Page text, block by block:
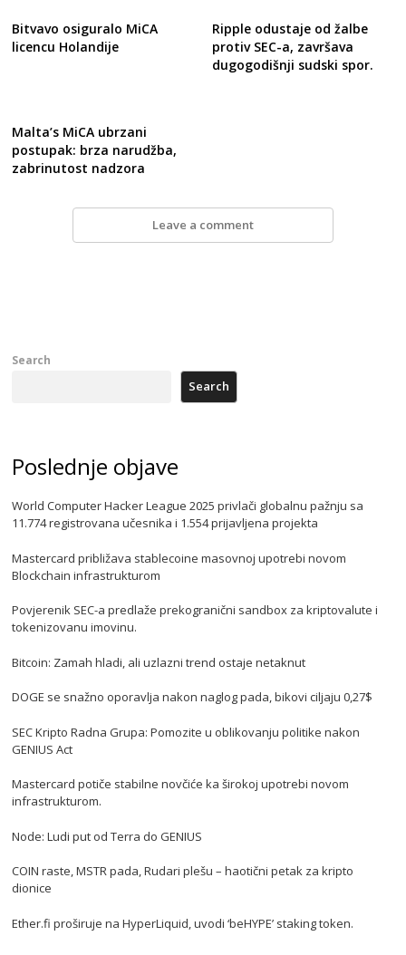
Bitvavo osiguralo MiCA
licencu Holandije
Ripple odustaje od žalbe
protiv SEC-a, završava
dugogodišnji sudski spor.
Malta’s MiCA ubrzani
postupak: brza narudžba,
zabrinutost nadzora
Leave a comment
Search
Search
Poslednje objave
World Computer Hacker League 2025 privlači globalnu pažnju sa
11.774 registrovana učesnika i 1.554 prijavljena projekta
Mastercard približava stablecoine masovnoj upotrebi novom
Blockchain infrastrukturom
Povjerenik SEC-a predlaže prekogranični sandbox za kriptovalute i
tokenizovanu imovinu.
Bitcoin: Zamah hladi, ali uzlazni trend ostaje netaknut
DOGE se snažno oporavlja nakon naglog pada, bikovi ciljaju 0,27$
SEC Kripto Radna Grupa: Pomozite u oblikovanju politike nakon
GENIUS Act
Mastercard potiče stabilne novčiće ka širokoj upotrebi novom
infrastrukturom.
Node: Ludi put od Terra do GENIUS
COIN raste, MSTR pada, Rudari plešu – haotični petak za kripto
dionice
Ether.fi proširuje na HyperLiquid, uvodi ‘beHYPE’ staking token.